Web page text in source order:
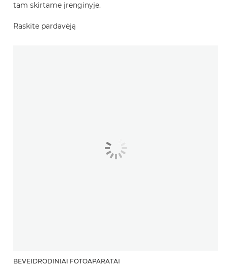
tam skirtame įrenginyje.
Raskite pardavėją
BEVEIDRODINIAI FOTOAPARATAI